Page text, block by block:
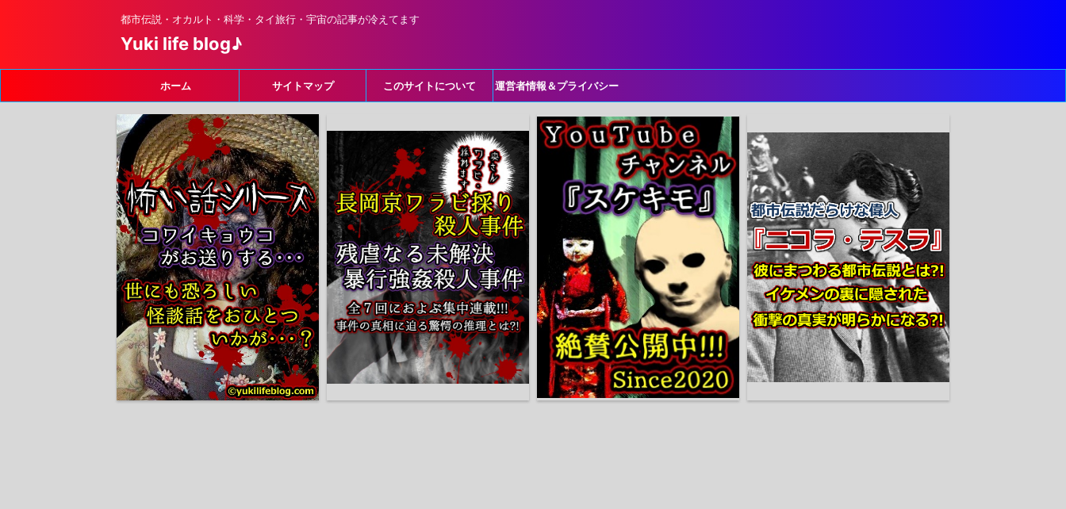
都市伝説・オカルト・科学・タイ旅行・宇宙の記事が冷えてます
Yuki life blog♪
ホーム サイトマップ このサイトについて 運営者情報＆プライバシー
ポリシー